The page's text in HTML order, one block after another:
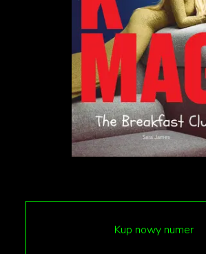
Czym jest „ick”?
„Ick” to popularne określenie w
mediów społecznościowych.
opisać zachowania, które niemal
w nas odrazę i zniechęcenie,
Kup nowy numer